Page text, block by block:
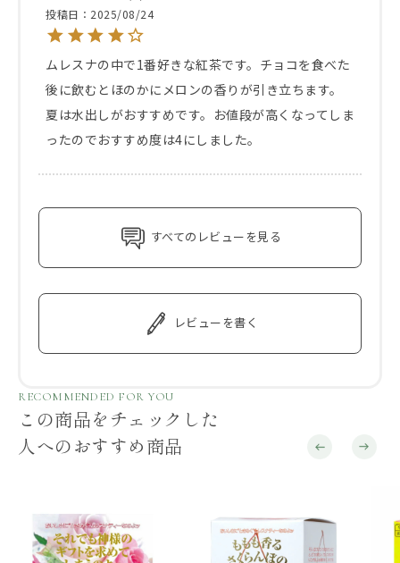
投稿日
2025/08/24
ムレスナの中で1番好きな紅茶です。チョコを食べた
後に飲むとほのかにメロンの香りが引き立ちます。
夏は水出しがおすすめです。お値段が高くなってしま
ったのでおすすめ度は4にしました。
すべてのレビューを見る
レビューを書く
RECOMMENDED FOR YOU
この商品をチェックした
人へのおすすめ商品